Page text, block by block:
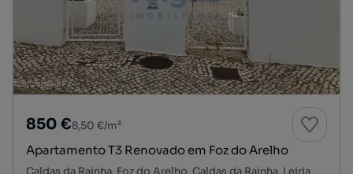
850 €8,50 €/m²
Apartamento T3 Renovado em Foz do Arelho